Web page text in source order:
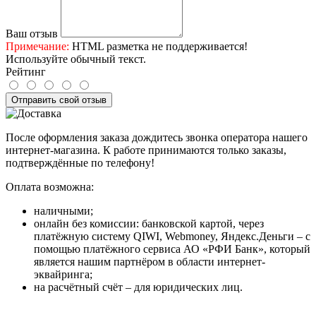
Ваш отзыв
Примечание: HTML разметка не поддерживается!
Используйте обычный текст.
Рейтинг
Отправить свой отзыв
После оформления заказа дождитесь звонка оператора нашего
интернет-магазина. К работе принимаются только заказы,
подтверждённые по телефону!
Оплата возможна:
наличными;
онлайн без комиссии: банковской картой, через
платёжную систему QIWI, Webmoney, Яндекс.Деньги – с
помощью платёжного сервиса АО «РФИ Банк», который
является нашим партнёром в области интернет-
эквайринга;
на расчётный счёт – для юридических лиц.